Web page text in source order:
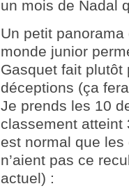
un mois de Nadal
Un petit
monde junior
Gasquet fait
déceptions (ça
Je prends les 10
classement atteint
est normal que
n’aient pas ce
actuel) :